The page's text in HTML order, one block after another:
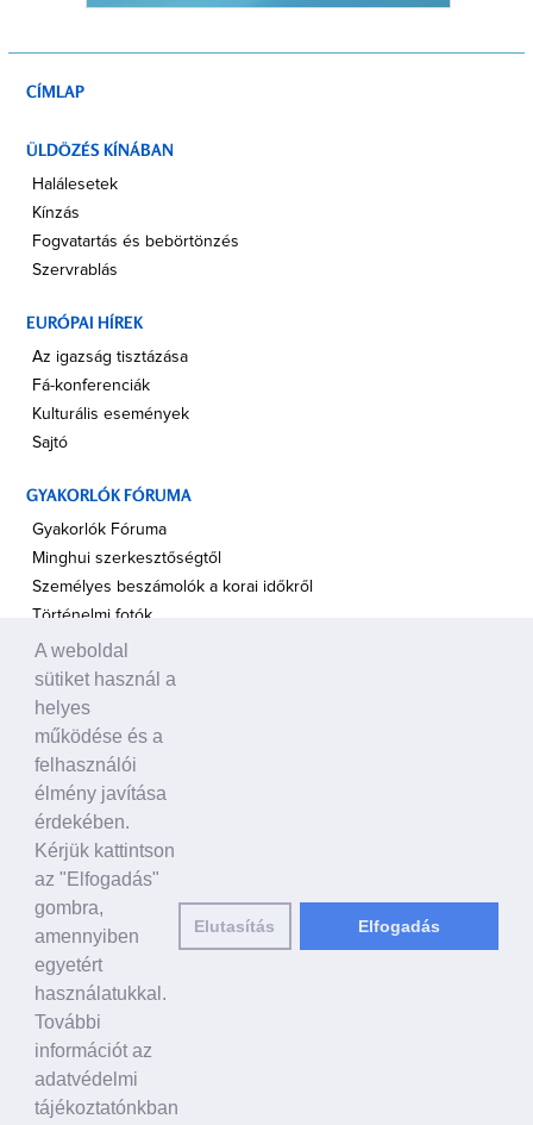
CÍMLAP
ÜLDÖZÉS KÍNÁBAN
Halálesetek
Kínzás
Fogvatartás és bebörtönzés
Szervrablás
EURÓPAI HÍREK
Az igazság tisztázása
Fá-konferenciák
Kulturális események
Sajtó
GYAKORLÓK FÓRUMA
Gyakorlók Fóruma
Minghui szerkesztőségtől
Személyes beszámolók a korai időkről
Történelmi fotók
A TÁMOGATÁS HANGJA
Politikusok
Civil szervezetek, ENSZ
Egyéb
A VILÁG HÍREI
HAGYOMÁNYOS KÍNAI KULTÚRA
Ősi történetek
Történelmi személyek
Shen Yun Performing Arts
LINKEK
falundafa.org
hu.faluninfo.eu
minghui.org
A weboldal
sütiket használ a
helyes
működése és a
felhasználói
élmény javítása
érdekében.
Kérjük kattintson
az "Elfogadás"
gombra,
amennyiben
egyetért
használatukkal.
További
információt az
adatvédelmi
tájékoztatónkban
Elutasítás Elfogadás